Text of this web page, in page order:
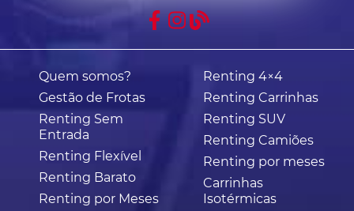
Quem somos?
Gestão de Frotas
Renting Sem
Entrada
Renting Flexível
Renting Barato
Renting por Meses
Renting 4×4
Renting Carrinhas
Renting SUV
Renting Camiões
Renting por meses
Carrinhas
Isotérmicas